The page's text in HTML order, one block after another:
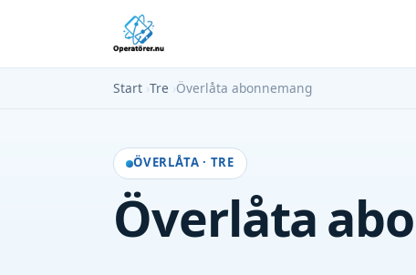
Start ›Tre ›Överlåta abonnemang
ÖVERLÅTA · TRE
Överlåta